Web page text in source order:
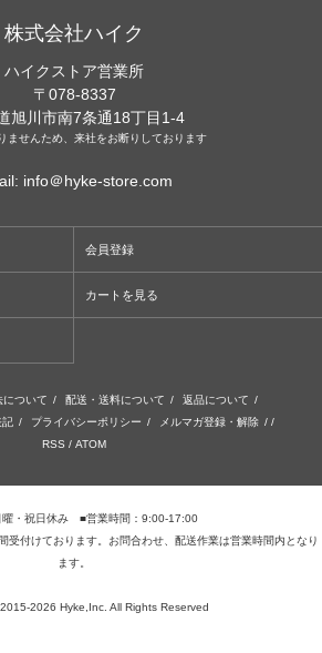
株式会社ハイク
ハイクストア営業所
〒078-8337
旭川市南7条通18丁目1-4
ませんため、来社をお断りしております
info＠hyke-store.com
会員登録
カートを見る
について / 配送・送料について / 返品について /
記 / プライバシーポリシー / メルマガ登録・解除 / /
RSS / ATOM
曜・祝日休み ■営業時間：9:00-17:00
受付けております。お問合わせ、配送作業は営業時間内となり
ます。
2026 Hyke,Inc. All Rights Reserved